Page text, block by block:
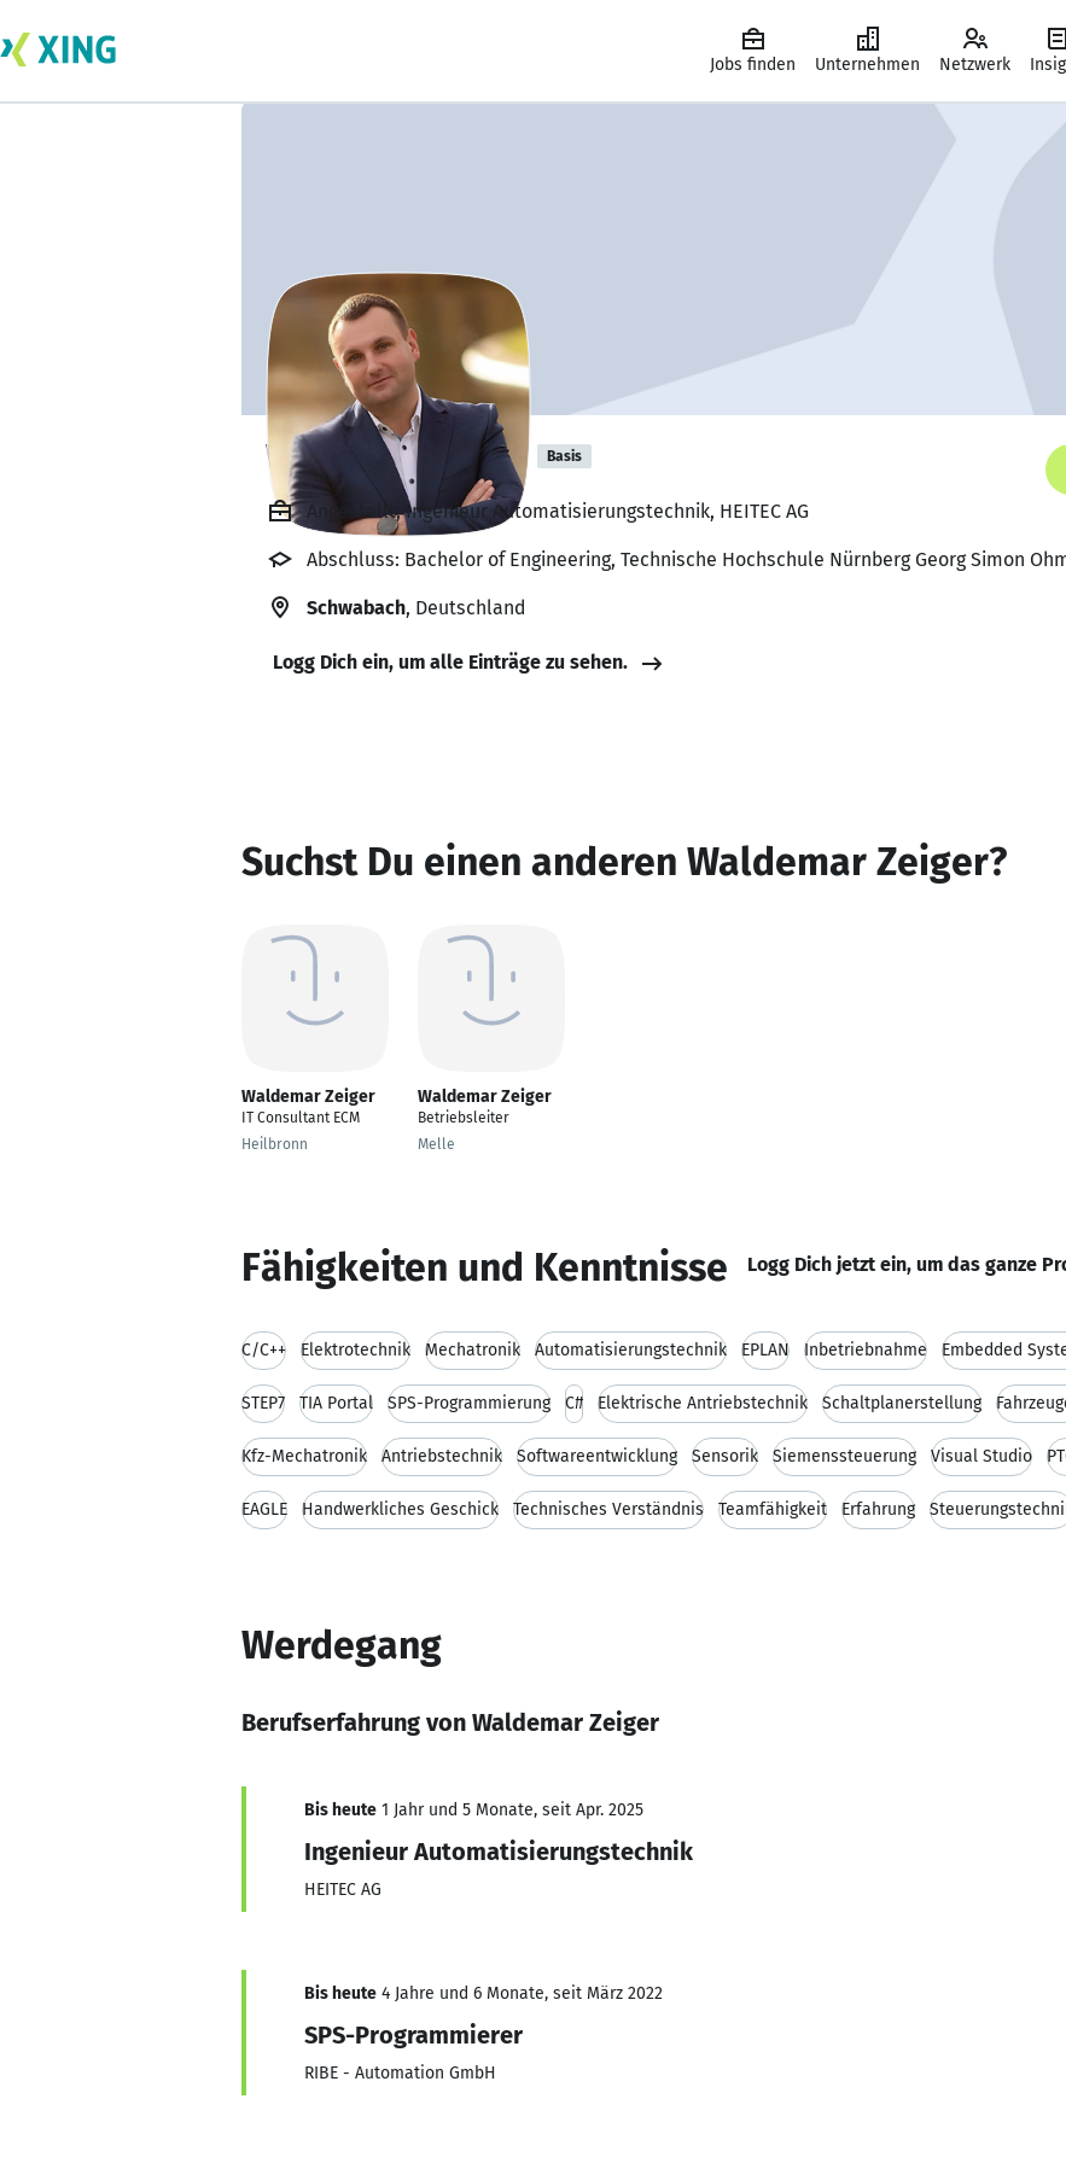
Jobs finden Unternehmen Netzwerk
Waldemar Zeiger Basis
Angestellt, Ingenieur Automatisierungstechnik, HEITEC AG
Abschluss: Bachelor of Engineering, Technische Hochschule Nürnberg Georg Simon
Schwabach, Deutschland
Logg Dich ein, um alle Einträge zu sehen.
Suchst Du einen anderen Waldemar Zeiger?
Waldemar Zeiger
IT Consultant ECM
Heilbronn
Waldemar Zeiger
Betriebsleiter
Melle
Fähigkeiten und Kenntnisse Logg Dich jetzt ein, um das ganze
C/C++ Elektrotechnik Mechatronik Automatisierungstechnik EPLAN Inbetriebnahme Embedded
STEP7 TIA Portal SPS-Programmierung C# Elektrische Antriebstechnik Schaltplanerstellung
Kfz-Mechatronik Antriebstechnik Softwareentwicklung Sensorik Siemenssteuerung Visual Studio
EAGLE Handwerkliches Geschick Technisches Verständnis Teamfähigkeit Erfahrung
Werdegang
Berufserfahrung von Waldemar Zeiger
Bis heute 1 Jahr und 5 Monate, seit Apr. 2025
Ingenieur Automatisierungstechnik
HEITEC AG
Bis heute 4 Jahre und 6 Monate, seit März 2022
SPS-Programmierer
RIBE - Automation GmbH